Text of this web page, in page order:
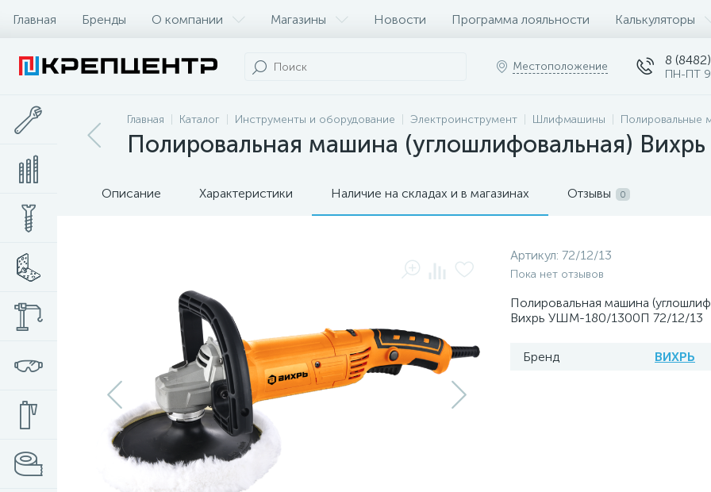
Главная Бренды О компании Магазины Новости Программа лояльности Калькуляторы
Местоположение 8 (8482)
ПН-ПТ
Главная Каталог Инструменты и оборудование Электроинструмент Шлифмашины Полировальные
Полировальная машина (углошлифовальная)
Описание Характеристики Наличие на складах и в магазинах Отзывы 0
Артикул: 72/12/13
Пока нет отзывов
Полировальная машина
Вихрь УШМ-180/1300П 72/12/13
Бренд ВИХРЬ